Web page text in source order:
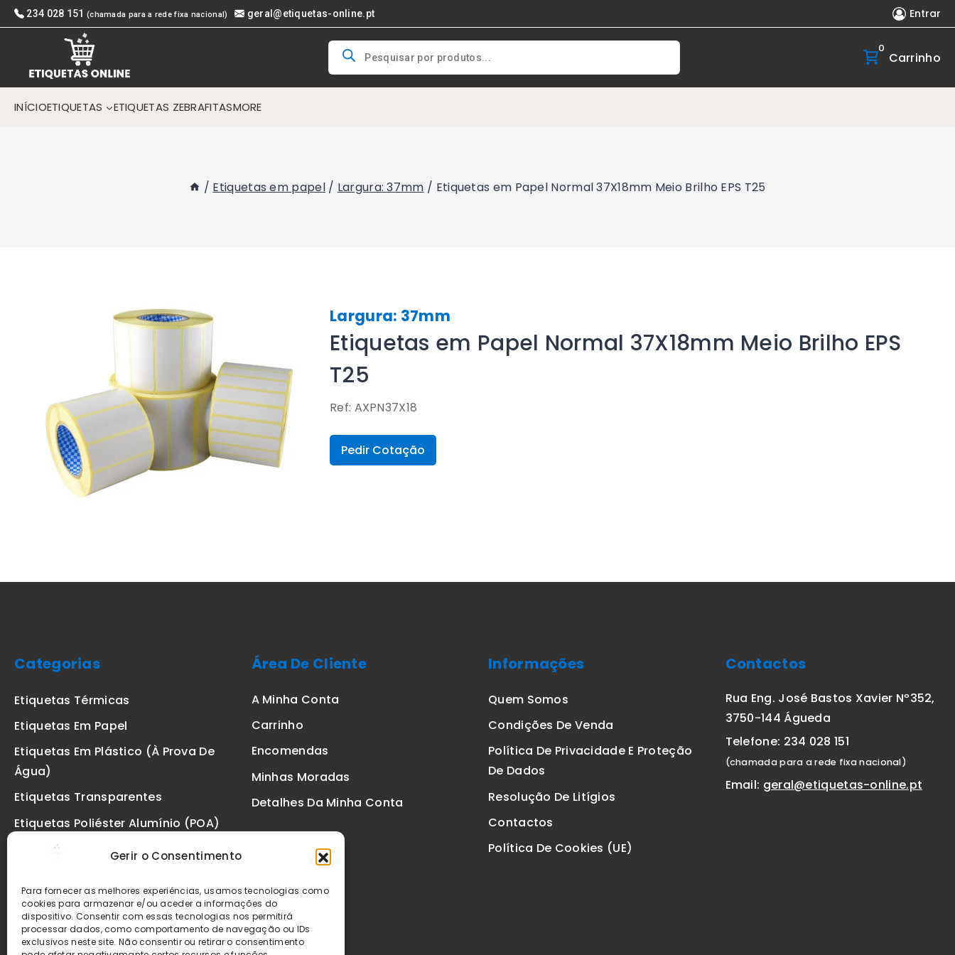
Gerir o Consentimento
Para fornecer as melhores experiências, usamos tecnologias como
cookies para armazenar e/ou aceder a informações do
dispositivo. Consentir com essas tecnologias nos permitirá
processar dados, como comportamento de navegação ou IDs
exclusivos neste site. Não consentir ou retirar o consentimento
Skip
to
234 028 151 (chamada para a rede fixa nacional) geral@etiquetas-online.pt Entrar
Products
search
0
Carrinho
INÍCIOETIQUETAS ETIQUETAS ZEBRAFITASMORE
/ Etiquetas em papel / Largura: 37mm / Etiquetas em Papel Normal 37X18mm Meio Brilho EPS T25
Largura: 37mm
Etiquetas em Papel Normal 37X18mm Meio Brilho EPS
T25
Ref: AXPN37X18
Pedir Cotação
Categorias
Etiquetas Térmicas
Etiquetas Em Papel
Etiquetas Em Plástico (à Prova De
Água)
Etiquetas Transparentes
Etiquetas Poliéster Alumínio (POA)
Etiquetas De Segurança VOID
Etiquetas Zebra
Fitas
Área De Cliente
A Minha Conta
Carrinho
Encomendas
Minhas Moradas
Detalhes Da Minha Conta
Informações
Quem Somos
Condições De Venda
Política De Privacidade E Proteção
De Dados
Resolução De Litígios
Contactos
Política De Cookies (UE)
Contactos
Rua Eng. José Bastos Xavier Nº352,
3750-144 Águeda
Telefone: 234 028 151
(chamada para a rede fixa nacional)
Email: geral@etiquetas-online.pt